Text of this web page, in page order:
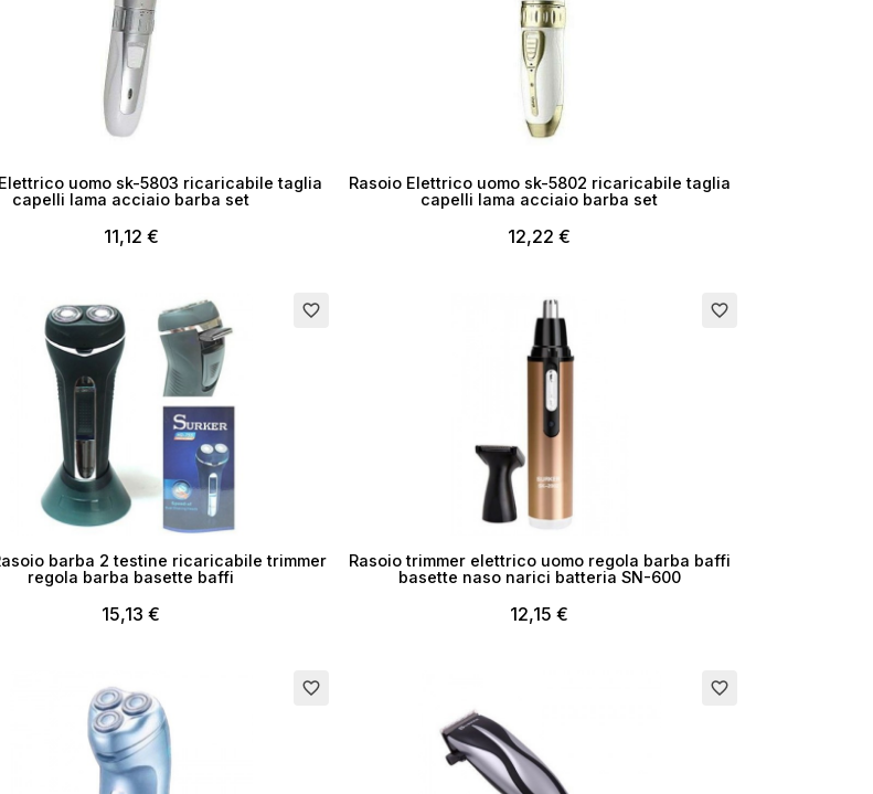
uomo sk-5803 ricaricabile taglia
capelli lama acciaio barba set
11,12 €
Rasoio Elettrico uomo sk-5802 ricaricabile taglia
capelli lama acciaio barba set
12,22 €
favorite_border
barba 2 testine ricaricabile trimmer
regola barba basette baffi
15,13 €
favorite_border
Rasoio trimmer elettrico uomo regola barba baffi
basette naso narici batteria SN-600
12,15 €
favorite_border favorite_border
×
Annulla Crea lista dei desideri